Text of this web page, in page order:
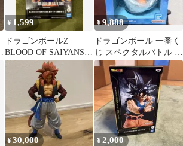
¥ 1,599
ドラゴンボールZ
BLOOD OF SAIYANS
超サイヤ人孫悟空
¥9,888
ドラゴンボール 一番く
じ スペクタルバトル A
孫悟空 最安値
¥30,000 ¥2,000